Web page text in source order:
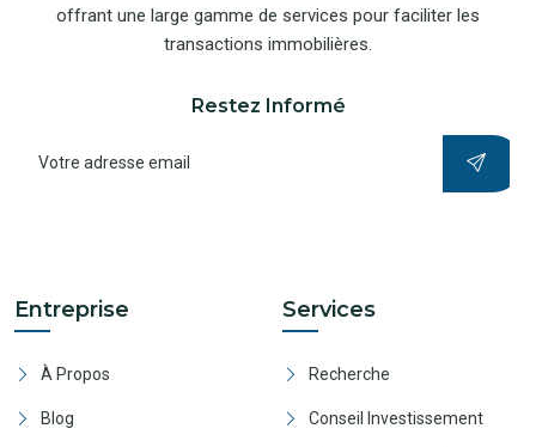
offrant une large gamme de services pour faciliter les
transactions immobilières.
Restez Informé
Entreprise
À Propos
Blog
Services
Recherche
Conseil Investissement